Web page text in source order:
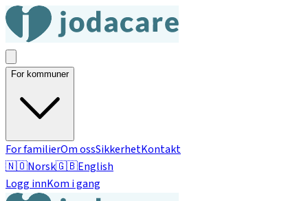
For kommuner
For familierOm ossSikkerhetKontakt
🇳🇴Norsk🇬🇧English
Logg innKom i gang